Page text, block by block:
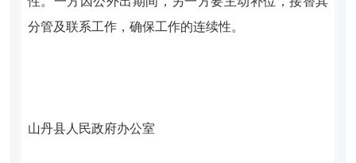
分管及联系工作，确保工作的连续性。
山丹县人民政府办公室